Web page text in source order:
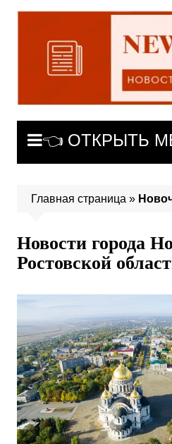
Перейти
содержимому
👈 ОТКРЫТЬ
Главная страница »
Новости города
Ростовской